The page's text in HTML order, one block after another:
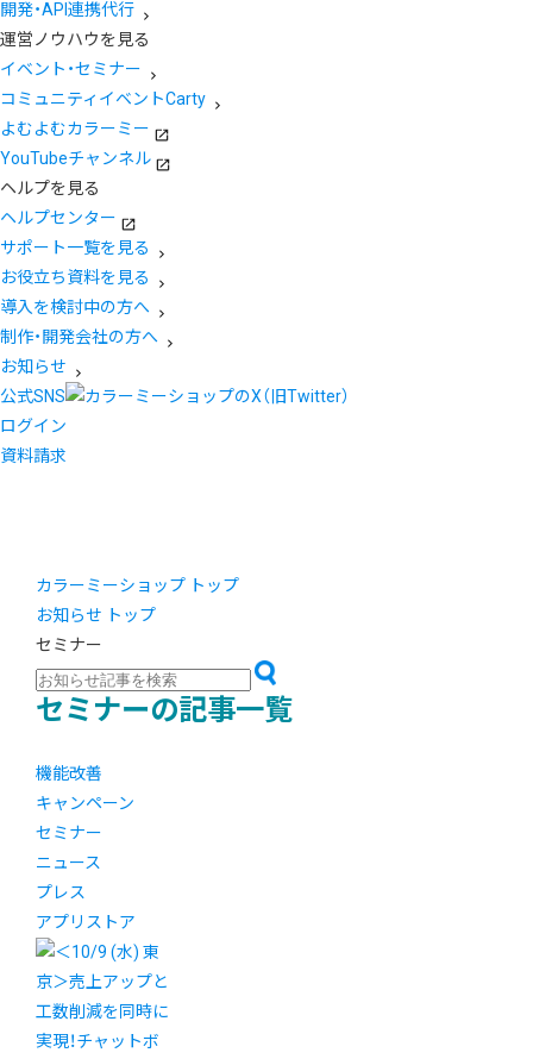
開発・API連携代行
運営ノウハウを見る
イベント・セミナー
コミュニティイベントCarty
よむよむカラーミー
YouTubeチャンネル
ヘルプを見る
ヘルプセンター
サポート一覧を見る
お役立ち資料を見る
導入を検討中の方へ
制作・開発会社の方へ
お知らせ
公式SNS
ログイン
資料請求
カラーミーショップ トップ
お知らせ トップ
セミナー
セミナーの記事一覧
機能改善
キャンペーン
セミナー
ニュース
プレス
アプリストア